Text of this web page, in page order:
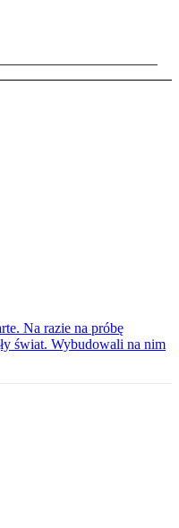
Na razie na próbę
świat. Wybudowali na nim